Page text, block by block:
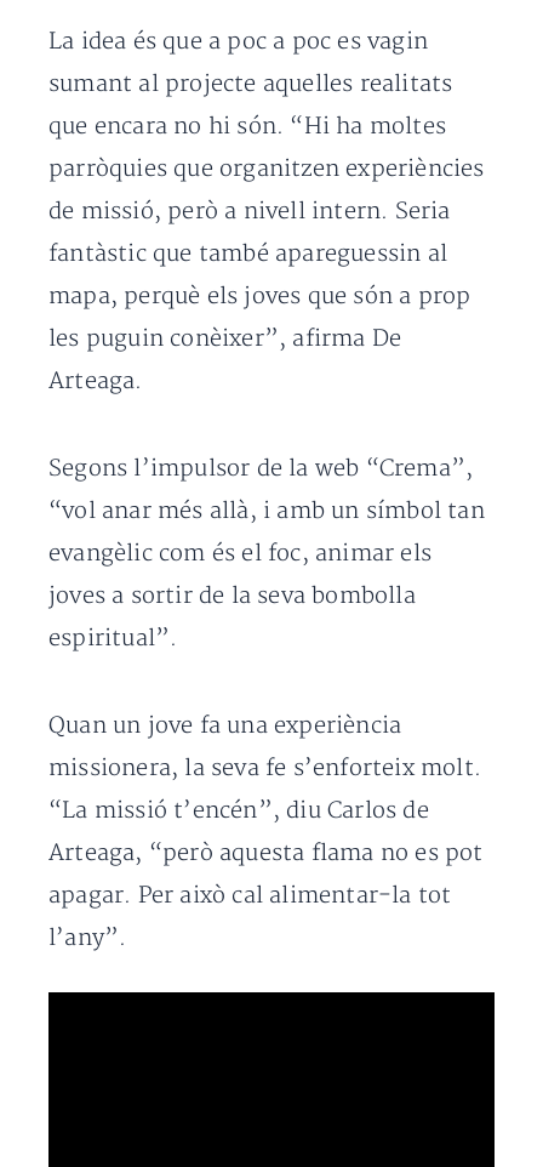
La idea és que a poc a poc es vagin
sumant al projecte aquelles realitats
que encara no hi són. “Hi ha moltes
parròquies que organitzen experiències
de missió, però a nivell intern. Seria
fantàstic que també apareguessin al
mapa, perquè els joves que són a prop
les puguin conèixer”, afirma De
Arteaga.
Segons l’impulsor de la web “Crema”,
“vol anar més allà, i amb un símbol tan
evangèlic com és el foc, animar els
joves a sortir de la seva bombolla
espiritual”.
Quan un jove fa una experiència
missionera, la seva fe s’enforteix molt.
“La missió t’encén”, diu Carlos de
Arteaga, “però aquesta flama no es pot
apagar. Per això cal alimentar-la tot
l’any”.